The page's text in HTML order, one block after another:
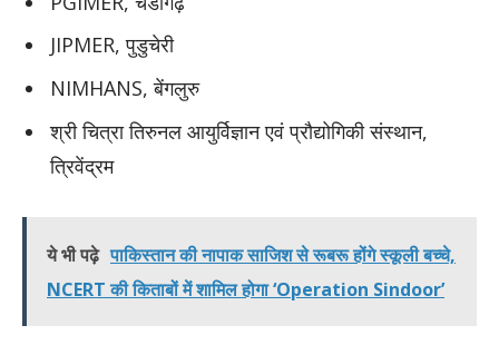
JIPMER, पुडुचेरी
NIMHANS, बेंगलुरु
श्री चित्रा तिरुनल आयुर्विज्ञान एवं प्रौद्योगिकी संस्थान,
त्रिवेंद्रम
ये भी पढ़े पाकिस्तान की नापाक साजिश से रूबरू होंगे स्कूली बच्चे,
NCERT की किताबों में शामिल होगा ‘Operation Sindoor’